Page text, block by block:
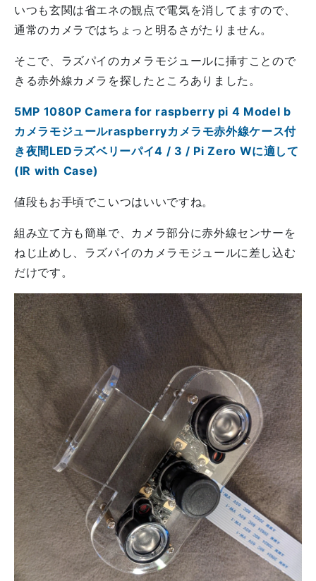
いつも玄関は省エネの観点で電気を消してますので、
通常のカメラではちょっと明るさがたりません。
そこで、ラズパイのカメラモジュールに挿すことので
きる赤外線カメラを探したところありました。
5MP 1080P Camera for raspberry pi 4 Model b
カメラモジュールraspberryカメラモ赤外線ケース付
き夜間LEDラズベリーパイ4 / 3 / Pi Zero Wに適して
(IR with Case)
値段もお手頃でこいつはいいですね。
組み立て方も簡単で、カメラ部分に赤外線センサーを
ねじ止めし、ラズパイのカメラモジュールに差し込む
だけです。